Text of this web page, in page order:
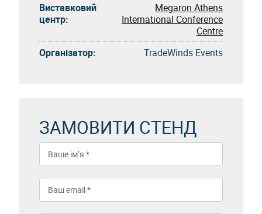
Виставковий
центр:
Megaron Athens
International Conference
Centre
Організатор:
TradeWinds Events
ЗАМОВИТИ СТЕНД